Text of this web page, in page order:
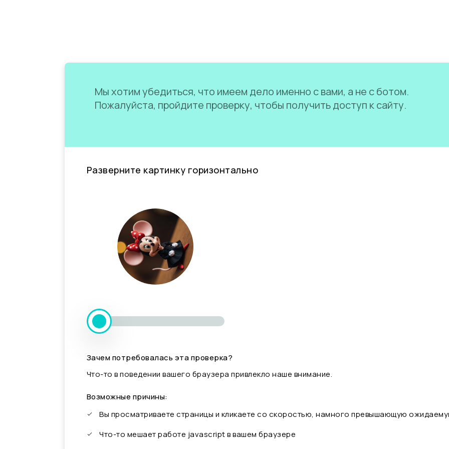
Мы хотим убедиться, что имеем дело именно с вами, а не с ботом.
Пожалуйста, пройдите проверку, чтобы получить доступ к сайту.
Разверните картинку горизонтально
Зачем потребовалась эта проверка?
Что-то в поведении вашего браузера привлекло наше внимание.
Возможные причины:
Вы просматриваете страницы и кликаете со скоростью, намного превышающую
Что-то мешает работе javascript в вашем браузере